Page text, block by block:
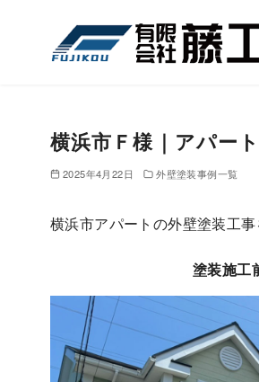
横浜市Ｆ様｜アパー
2025年4月22日 外壁塗装事例一覧
横浜市アパートの外壁塗装工
塗装施工